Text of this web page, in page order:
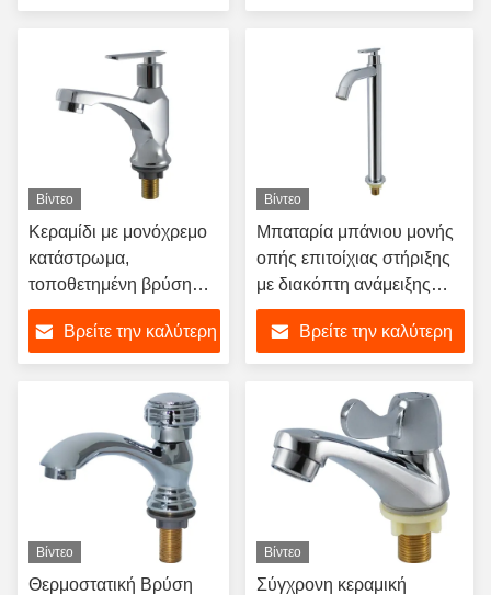
Βίντεο
Κεραμίδι με μονόχρεμο
κατάστρωμα,
τοποθετημένη βρύση
λεκάνης με γυαλισμένο
φινίρισμα για μπάνιο
Βρείτε την καλύτερη
Βίντεο
Μπαταρία μπάνιου μονής
οπής επιτοίχιας στήριξης
με διακόπτη ανάμειξης
νεροχύτη
Βρείτε την καλύτερη
Βίντεο
Θερμοστατική Βρύση
Βίντεο
Σύγχρονη κεραμική